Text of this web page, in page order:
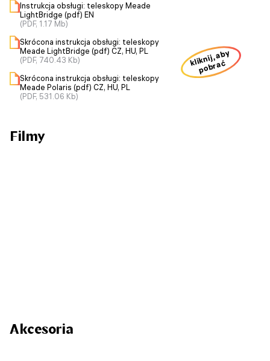
Instrukcja obsługi: teleskopy Meade
LightBridge (pdf) EN
(PDF, 1.17 Mb)
Skrócona instrukcja obsługi: teleskopy
Meade LightBridge (pdf) CZ, HU, PL
(PDF, 740.43 Kb)
Skrócona instrukcja obsługi: teleskopy
Meade Polaris (pdf) CZ, HU, PL
(PDF, 531.06 Kb)
kliknij, aby
pobrać
Filmy
Akcesoria